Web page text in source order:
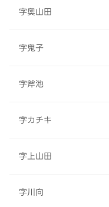
字奥山田
字鬼子
字斧池
字カチキ
字上山田
字川向